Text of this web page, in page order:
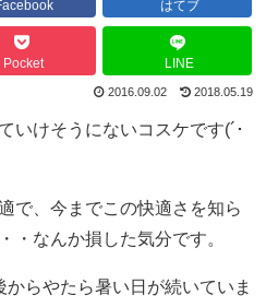
はてブ
Pocket LINE
2016.09.02 2018.05.19
いけそうにないコスケです(´･
で、今までこの快適さを知ら
・なんか損した気分です。
らやたら暑い日が続いていま